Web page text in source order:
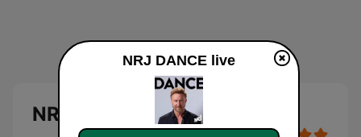
NRJ DANCE
NRJ DANCE live